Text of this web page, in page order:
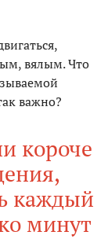
вялым. Что
важно?
короче
каждый
минут